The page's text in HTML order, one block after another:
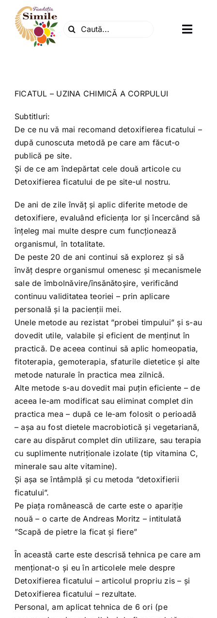
content
Search
Centrul natura
Articole
Evenimente
Shop
Tratamente naturale
Iubim fructele
FICATUL – UZINA CHIMICĂ A CORPULUI
Subtitluri:
De ce nu vă mai recomand detoxifierea ficatului –
după cunoscuta metodă pe care am făcut-o
publică pe site.
Și de ce am îndepărtat cele două articole cu
Detoxifierea ficatului de pe site-ul nostru.
De ani de zile învăț și aplic diferite metode de
detoxifiere, evaluând eficiența lor și încercând să
înțeleg mai multe despre cum funcționează
organismul, în totalitate.
De peste 20 de ani continui să explorez și să
învăț despre organismul omenesc și mecanismele
sale de îmbolnăvire/însănătoșire, verificând
continuu validitatea teoriei – prin aplicare
personală și la pacienții mei.
Unele metode au rezistat ”probei timpului” și s-au
dovedit utile, valabile și eficient de menținut în
practică. De aceea continui să aplic homeopatia,
fitoterapia, gemoterapia, sfaturile dietetice și alte
metode naturale în practica mea zilnică.
Alte metode s-au dovedit mai puțin eficiente – de
aceea le-am modificat sau eliminat complet din
practica mea – după ce le-am folosit o perioadă
– așa au fost dietele macrobiotică și vegetariană,
care au dispărut complet din utilizare, sau terapia
cu suplimente nutriționale izolate (tip vitamina C,
minerale sau alte vitamine).
Și așa se întâmplă și cu metoda ”detoxifierii
ficatului”.
Pe piața românească de carte este o apariție
nouă – o carte de Andreas Moritz – intitulată
”Scapă de pietre la ficat și fiere”
În această carte este descrisă tehnica pe care am
menționat-o și eu în articolele mele despre
Detoxifierea ficatului – articolul propriu zis – și
Detoxifierea ficatului – rezultate.
Personal, am aplicat tehnica de 6 ori (pe